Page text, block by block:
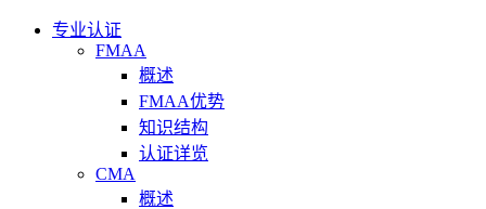
专业认证
FMAA
概述
FMAA优势
知识结构
认证详览
CMA
概述